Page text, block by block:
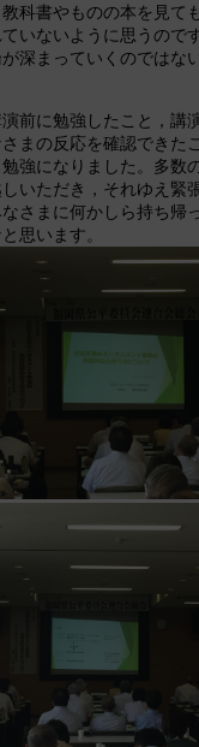
科書やものの本を見て
いないように思うので
深まっていくのではな
前に勉強したこと，講
まの反応を確認できた
強になりました。多数
いただき，それゆえ緊
さまに何かしら持ち帰
思います。